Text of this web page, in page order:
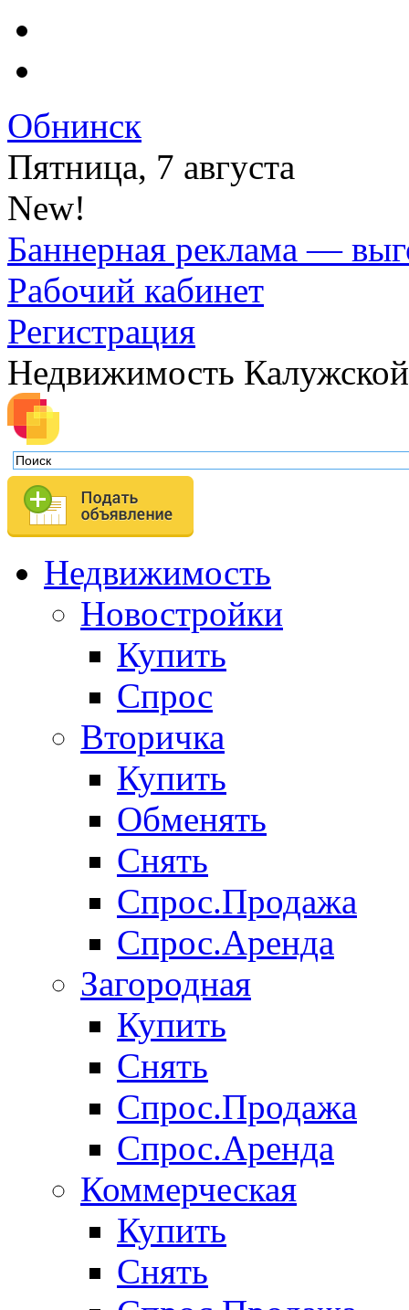
Обнинск
Пятница, 7 августа
New!
Баннерная реклама —
Рабочий кабинет
Регистрация
Недвижимость
Недвижимость
Новостройки
Купить
Спрос
Вторичка
Купить
Обменять
Снять
Спрос.Продажа
Спрос.Аренда
Загородная
Купить
Снять
Спрос.Продажа
Спрос.Аренда
Коммерческая
Купить
Снять